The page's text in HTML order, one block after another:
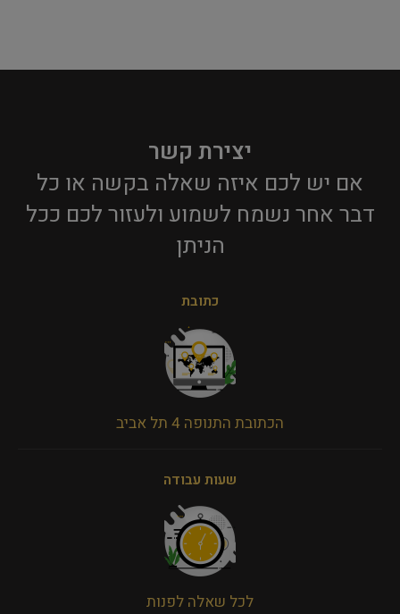
יצירת קשר
אם יש לכם איזה שאלה בקשה או כל
דבר אחר נשמח לשמוע ולעזור לכם ככל
הניתן​
כתובת
הכתובת התנופה 4 תל אביב
שעות עבודה
לכל שאלה לפנות